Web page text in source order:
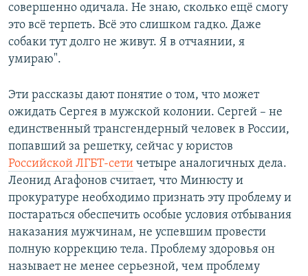
совершенно одичала. Не знаю, сколько ещё смогу
это всё терпеть. Всё это слишком гадко. Даже
собаки тут долго не живут. Я в отчаянии, я
умираю".
Эти рассказы дают понятие о том, что может
ожидать Сергея в мужской колонии. Сергей – не
единственный трансгендерный человек в России,
попавший за решетку, сейчас у юристов
Российской ЛГБТ-сети четыре аналогичных дела.
Леонид Агафонов считает, что Минюсту и
прокуратуре необходимо признать эту проблему и
постараться обеспечить особые условия отбывания
наказания мужчинам, не успевшим провести
полную коррекцию тела. Проблему здоровья он
называет не менее серьезной, чем проблему